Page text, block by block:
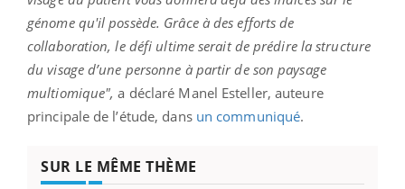
génome qu'il possède. Grâce à des efforts de
collaboration, le défi ultime serait de prédire la structure
du visage d’une personne à partir de son paysage
multiomique", a déclaré Manel Esteller, auteure
principale de l’étude, dans un communiqué.
SUR LE MÊME THÈME